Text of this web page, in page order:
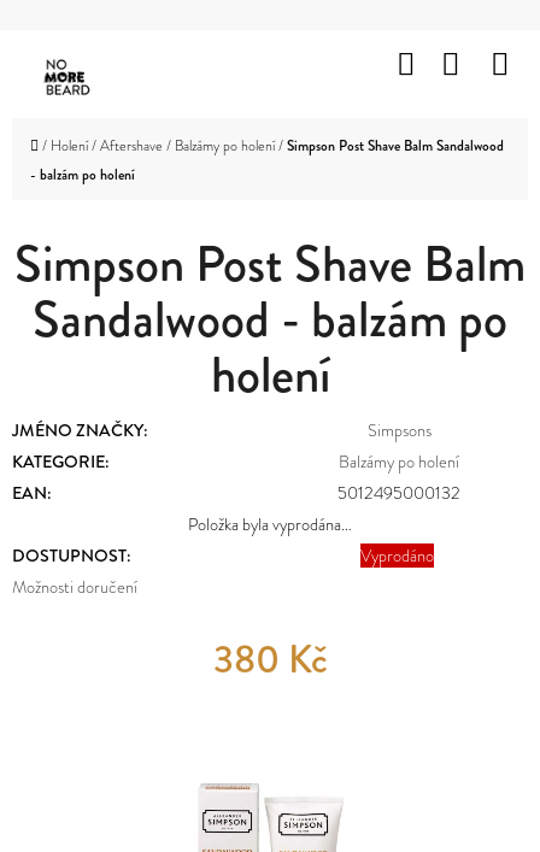
obsah
VOUSY
VLASY
OBLIČEJ
ZNAČKY
PROMOTION
MĚNA
(CZK)
Hledat
Domů
/ Holení/Aftershave / Balzámy po holení/Simpson Post Shave Balm Sandalwood
- balzám po holení
Simpson Post Shave Balm
Sandalwood - balzám po
holení
JMÉNO ZNAČKY:
Simpsons
KATEGORIE:
Balzámy po holení
EAN:
5012495000132
Položka byla vyprodána…
DOSTUPNOST:
Vyprodáno
Možnosti doručení
380 Kč
Zpět
Zpět
C
O
P
O
Ř
B
U
J
E
T